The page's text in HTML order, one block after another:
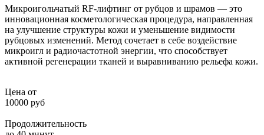
Микроигольчатый RF-лифтинг от рубцов и шрамов — это
инновационная косметологическая процедура, направленная
на улучшение структуры кожи и уменьшение видимости
рубцовых изменений. Метод сочетает в себе воздействие
микроигл и радиочастотной энергии, что способствует
активной регенерации тканей и выравниванию рельефа кожи.
Цена от
10000 руб
Продолжительность